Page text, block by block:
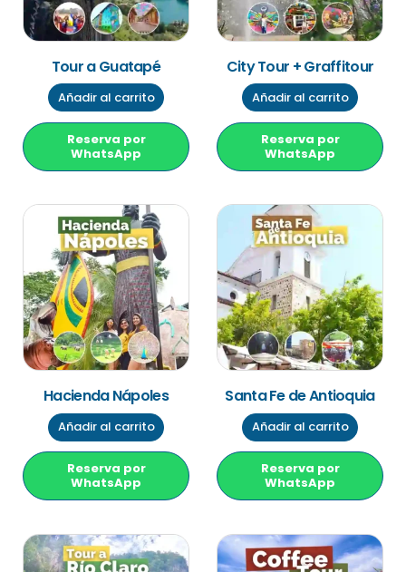
Tour a Guatapé
Añadir al carrito
Reserva por
WhatsApp
City Tour + Graffitour
Añadir al carrito
Reserva por
WhatsApp
Hacienda Nápoles
Añadir al carrito
Reserva por
WhatsApp
Santa Fe de Antioquia
Añadir al carrito
Reserva por
WhatsApp